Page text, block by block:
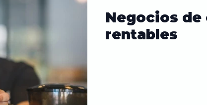
Negocios de
rentables